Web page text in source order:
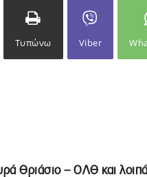
Τυπώνω Viber
Θριάσιο – ΟΛΘ και